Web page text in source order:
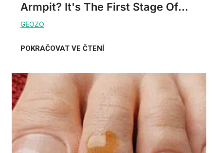
Armpit? It's The First Stage Of...